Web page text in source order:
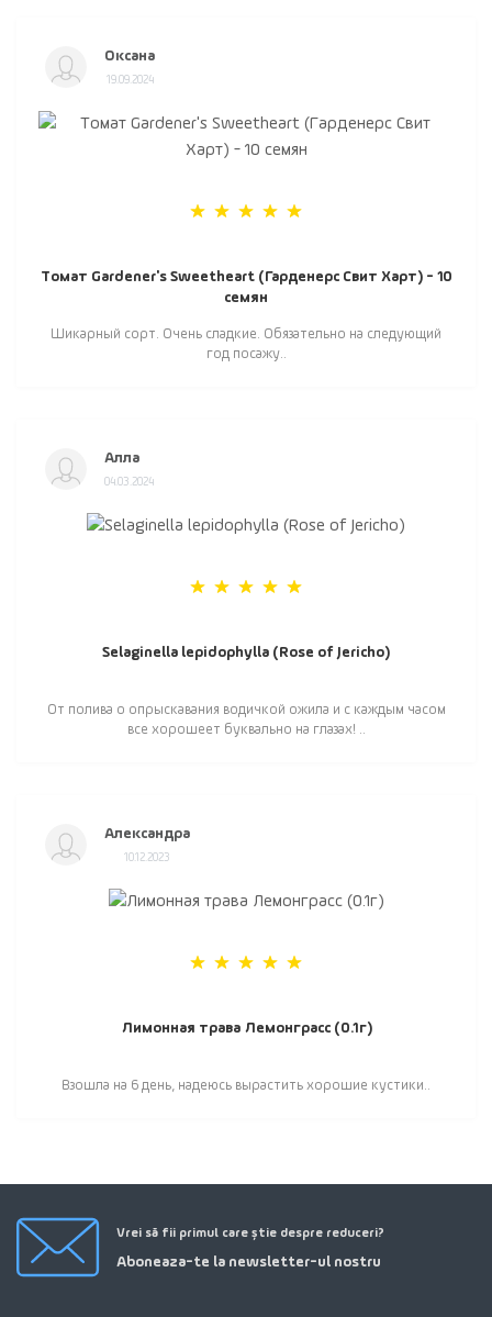
Оксана
19.09.2024
Томат Gardener's Sweetheart (Гарденерс Свит Харт) - 10
семян
Шикарный сорт. Очень сладкие. Обязательно на следующий
год посажу..
Алла
04.03.2024
Selaginella lepidophylla (Rose of Jericho)
От полива о опрыскавания водичкой ожила и с каждым часом
все хорошеет буквально на глазах! ..
Александра
10.12.2023
Лимонная трава Лемонграсс (0.1г)
Взошла на 6 день, надеюсь вырастить хорошие кустики..
Vrei să fii primul care știe despre reduceri?
Aboneaza-te la newsletter-ul nostru